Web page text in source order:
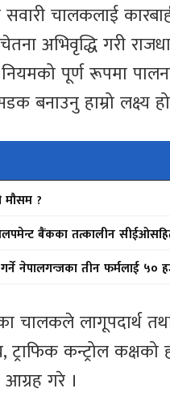
चालकलाई
अभिवृद्धि गरी
नियमको पूर्ण रूपमा
बनाउनु हाम्रो लक्ष्य
मौसम ?
बैंकका तत्कालीन
गर्ने नेपालगन्जका तीन फर्मलाई ५०
चालकले लागूपदार्थ
ट्राफिक कन्ट्रोल
आग्रह गरे ।